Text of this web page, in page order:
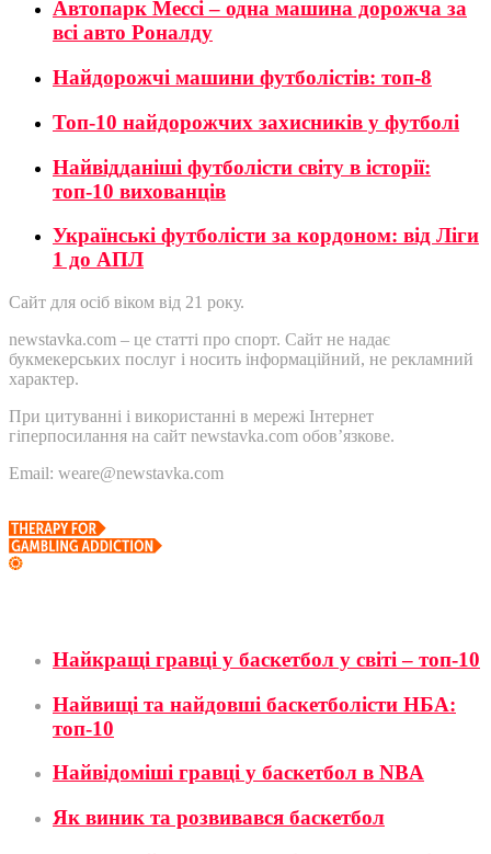
Автопарк Мессі – одна машина дорожча за
всі авто Роналду
Найдорожчі машини футболістів: топ-8
Топ-10 найдорожчих захисників у футболі
Найвідданіші футболісти світу в історії:
топ-10 вихованців
Українські футболісти за кордоном: від Ліги
1 до АПЛ
Сайт для осіб віком від 21 року.
newstavka.com – це статті про спорт. Сайт не надає
букмекерських послуг і носить інформаційний, не рекламний
характер.
При цитуванні і використанні в мережі Інтернет
гіперпосилання на сайт newstavka.com обов’язкове.
Email: weare@newstavka.com
Найкращі гравці у баскетбол у світі – топ-10
Найвищі та найдовші баскетболісти НБА:
топ-10
Найвідоміші гравці у баскетбол в NBA
Як виник та розвивався баскетбол